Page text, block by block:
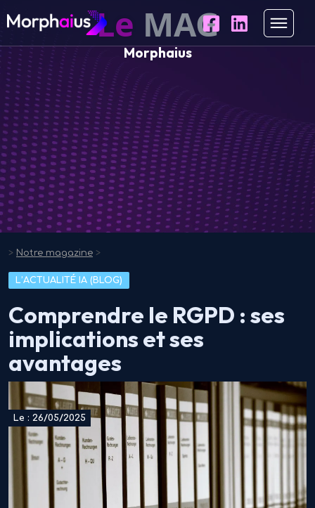
Le MAG
Morphaius
> Notre magazine >
L’ACTUALITÉ IA (BLOG)
Comprendre le RGPD : ses
implications et ses
avantages
Le : 26/05/2025